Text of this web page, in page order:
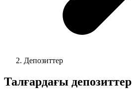
Депозиттер
Талғардағы депозиттер